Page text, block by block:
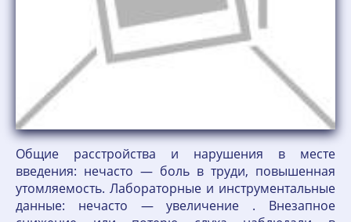
Общие расстройства и нарушения в месте
введения: нечасто — боль в труди, повышенная
утомляемость. Лабораторные и инструментальные
данные: нечасто — увеличение . Внезапное